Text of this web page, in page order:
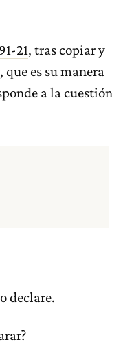
21, tras copiar y
es su manera
a la cuestión
declare.